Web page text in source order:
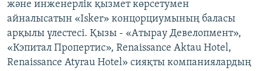
және инженерлік қызмет көрсетумен
айналысатын «Isker» концорциумының баласы
арқылы үлестесі. Қызы - «Aтырау Девелопмент»,
«Кэпитал Пропертис», Renaissance Aktau Hotel,
Renaissance Atyrau Hotel» сияқты компаниялардың